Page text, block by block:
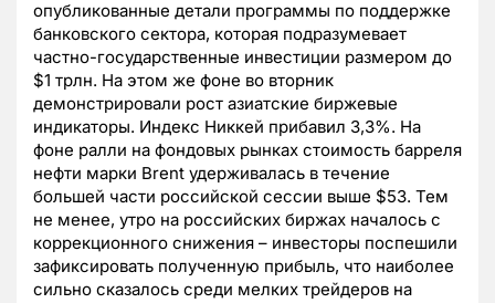
опубликованные детали программы по поддержке
банковского сектора, которая подразумевает
частно-государственные инвестиции размером до
$1 трлн. На этом же фоне во вторник
демонстрировали рост азиатские биржевые
индикаторы. Индекс Никкей прибавил 3,3%. На
фоне ралли на фондовых рынках стоимость барреля
нефти марки Brent удерживалась в течение
большей части российской сессии выше $53. Тем
не менее, утро на российских биржах началось с
коррекционного снижения – инвесторы поспешили
зафиксировать полученную прибыль, что наиболее
сильно сказалось среди мелких трейдеров на